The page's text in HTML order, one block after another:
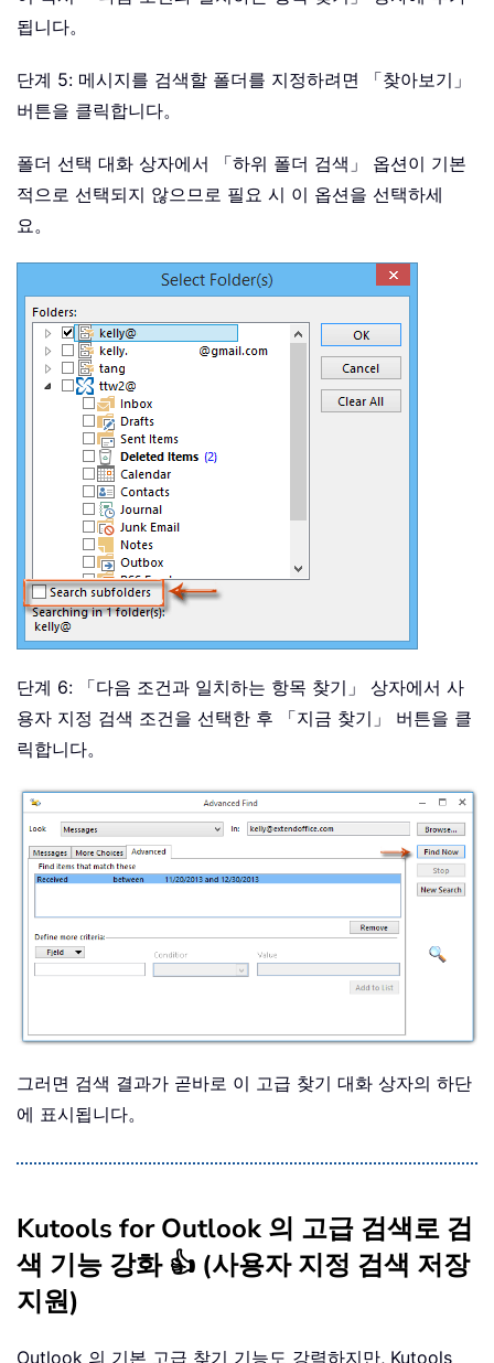
됩니다。
단계 5: 메시지를 검색할 폴더를 지정하려면 「찾아보기」
버튼을 클릭합니다。
폴더 선택 대화 상자에서 「하위 폴더 검색」 옵션이 기본
적으로 선택되지 않으므로 필요 시 이 옵션을 선택하세
요。
단계 6: 「다음 조건과 일치하는 항목 찾기」 상자에서 사
용자 지정 검색 조건을 선택한 후 「지금 찾기」 버튼을 클
릭합니다。
그러면 검색 결과가 곧바로 이 고급 찾기 대화 상자의 하단
에 표시됩니다。
Kutools for Outlook 의 고급 검색로 검
색 기능 강화 👍 (사용자 지정 검색 저장
지원)
Outlook 의 기본 고급 찾기 기능도 강력하지만, Kutools